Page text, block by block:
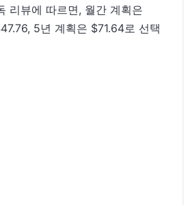
리뷰에 따르면, 월간 계획은
5년 계획은 $71.64로 선택